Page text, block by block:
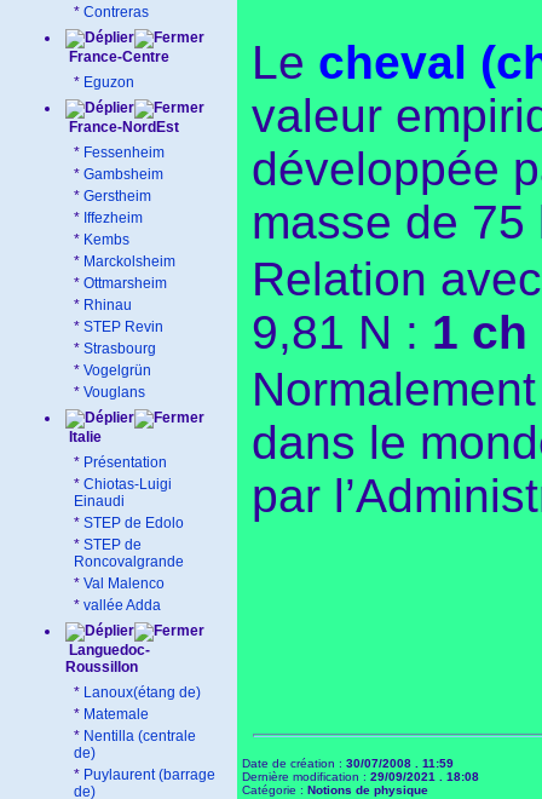
* Contreras
France-Centre
* Eguzon
France-NordEst
* Fessenheim
* Gambsheim
* Gerstheim
* Iffezheim
* Kembs
* Marckolsheim
* Ottmarsheim
* Rhinau
* STEP Revin
* Strasbourg
* Vogelgrün
* Vouglans
Italie
* Présentation
* Chiotas-Luigi
Einaudi
* STEP de Edolo
* STEP de
Roncovalgrande
* Val Malenco
* vallée Adda
Languedoc-
Roussillon
* Lanoux(étang de)
* Matemale
* Nentilla (centrale
de)
* Puylaurent (barrage
de)
Le cheval
valeur
développée
masse de
Relation
9,81 N : 1 ch
dans le
par
Date de création : 30/07/2008 . 11:59
Dernière modification : 29/09/2021 . 18:08
Catégorie : Notions de physique